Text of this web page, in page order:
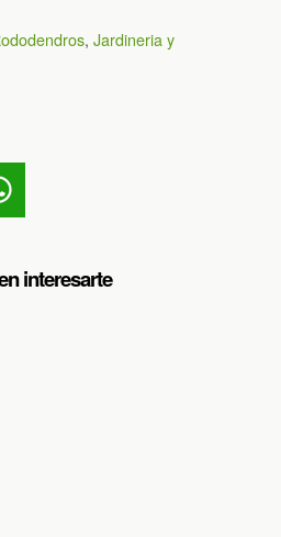
, Jardineria y
interesarte